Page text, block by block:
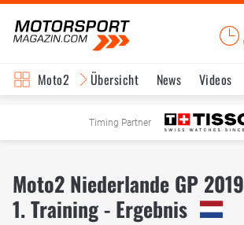
Moto2 Übersicht News Videos
Timing Partner
Moto2 Niederlande GP 2019
1. Training - Ergebnis